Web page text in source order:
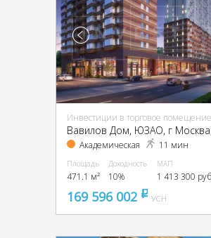
Инвестиции в торговое помещение
Академическая 11 мин
Площадь
471.1 м²
Доходность
10%
МАП
1 413 300
169 596 002 pуб
УСН